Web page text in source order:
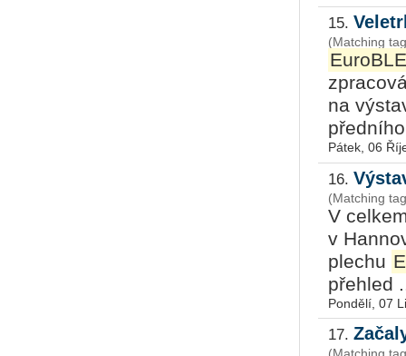
15.
(Matching
na
Pátek, 06
16.
(Matching
V
v
plechu
přehled
Pondělí, 07
17.